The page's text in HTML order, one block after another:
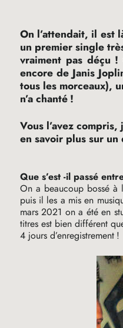
On l’attendait, il est
un premier single
vraiment pas déçu !
encore de Janis
tous les morceaux),
n’a chanté !
Vous l’avez
en savoir plus sur
Que s’est -il passé
On a beaucoup bossé à
puis il les a mis en
mars 2021 on a été en
titres est bien différent
4 jours d’enregistrement !